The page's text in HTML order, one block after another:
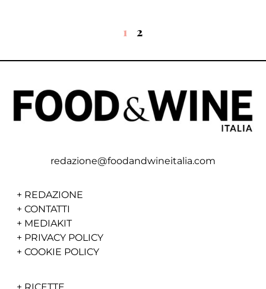
1 2
redazione@foodandwineitalia.com
+ REDAZIONE
+ CONTATTI
+ MEDIAKIT
+ PRIVACY POLICY
+ COOKIE POLICY